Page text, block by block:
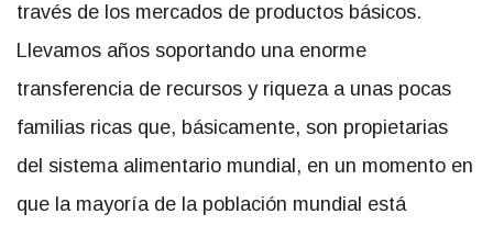
través de los mercados de productos básicos.
Llevamos años soportando una enorme
transferencia de recursos y riqueza a unas pocas
familias ricas que, básicamente, son propietarias
del sistema alimentario mundial, en un momento en
que la mayoría de la población mundial está